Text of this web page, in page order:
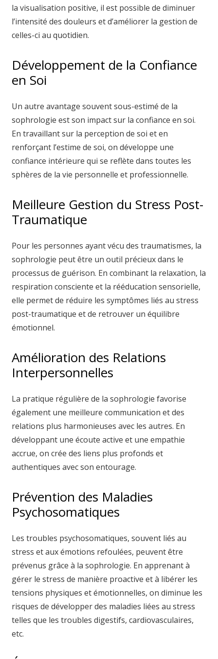
la visualisation positive, il est possible de diminuer
l’intensité des douleurs et d’améliorer la gestion de
celles-ci au quotidien.
Développement de la Confiance
en Soi
Un autre avantage souvent sous-estimé de la
sophrologie est son impact sur la confiance en soi.
En travaillant sur la perception de soi et en
renforçant l’estime de soi, on développe une
confiance intérieure qui se reflète dans toutes les
sphères de la vie personnelle et professionnelle.
Meilleure Gestion du Stress Post-
Traumatique
Pour les personnes ayant vécu des traumatismes, la
sophrologie peut être un outil précieux dans le
processus de guérison. En combinant la relaxation, la
respiration consciente et la rééducation sensorielle,
elle permet de réduire les symptômes liés au stress
post-traumatique et de retrouver un équilibre
émotionnel.
Amélioration des Relations
Interpersonnelles
La pratique régulière de la sophrologie favorise
également une meilleure communication et des
relations plus harmonieuses avec les autres. En
développant une écoute active et une empathie
accrue, on crée des liens plus profonds et
authentiques avec son entourage.
Prévention des Maladies
Psychosomatiques
Les troubles psychosomatiques, souvent liés au
stress et aux émotions refoulées, peuvent être
prévenus grâce à la sophrologie. En apprenant à
gérer le stress de manière proactive et à libérer les
tensions physiques et émotionnelles, on diminue les
risques de développer des maladies liées au stress
telles que les troubles digestifs, cardiovasculaires,
etc.